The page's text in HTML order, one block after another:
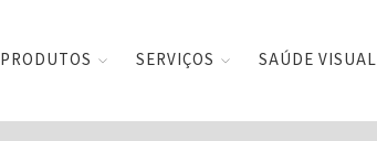
PRODUTOS SERVIÇOS SAÚDE VISUAL